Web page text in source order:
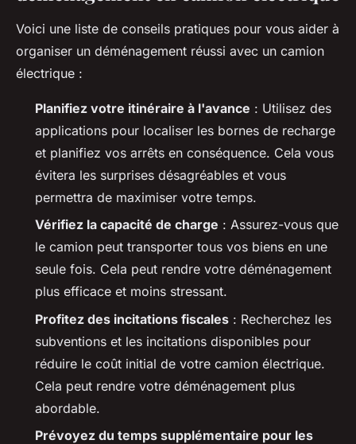
Voici une liste de conseils pratiques pour vous aider à
organiser un déménagement réussi avec un camion
électrique :
Planifiez votre itinéraire à l'avance : Utilisez des
applications pour localiser les bornes de recharge
et planifiez vos arrêts en conséquence. Cela vous
évitera les surprises désagréables et vous
permettra de maximiser votre temps.
Vérifiez la capacité de charge : Assurez-vous que
le camion peut transporter tous vos biens en une
seule fois. Cela peut rendre votre déménagement
plus efficace et moins stressant.
Profitez des incitations fiscales : Recherchez les
subventions et les incitations disponibles pour
réduire le coût initial de votre camion électrique.
Cela peut rendre votre déménagement plus
abordable.
Prévoyez du temps supplémentaire pour les